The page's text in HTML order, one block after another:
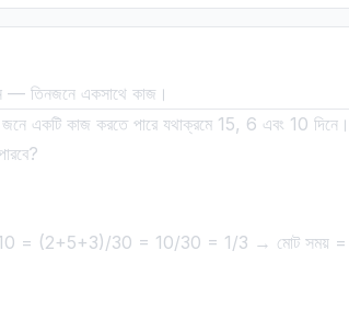
— তিনজনে একসাথে কাজ।
একটি কাজ করতে পারে যথাক্রমে 15, 6 এবং 10 দিনে।
10 = (2+5+3)/30 = 10/30 = 1/3 → মোট সময় =